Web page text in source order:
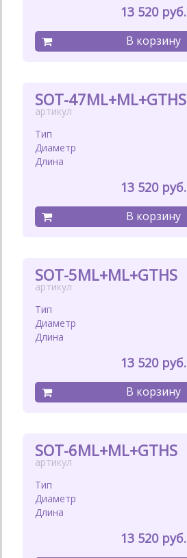
13 520
SOT-47ML+ML+GTHS
13 520
SOT-5ML+ML+GTHS
13 520
SOT-6ML+ML+GTHS
13 520